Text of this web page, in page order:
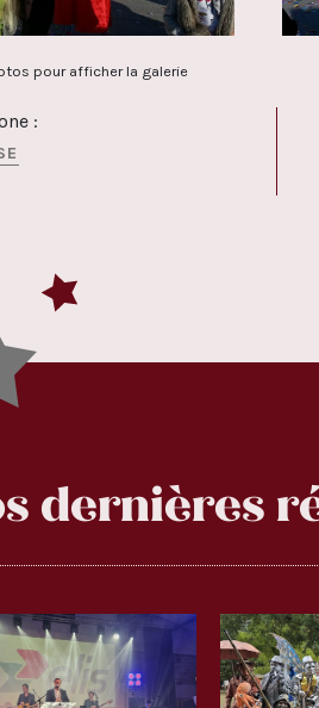
pour afficher la galerie
:
dernières